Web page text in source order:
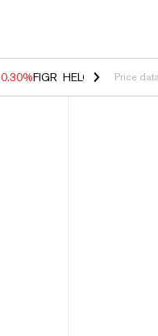
FIGR_HELOC $1.002 -
Price